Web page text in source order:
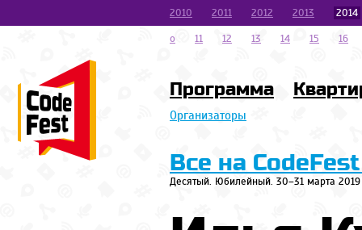
2010 2011 2012 2013
2014
o
11 12 13 14 15 16
Программа
Организаторы
Все на
Десятый. Юбилейный. 30–31 марта 2019